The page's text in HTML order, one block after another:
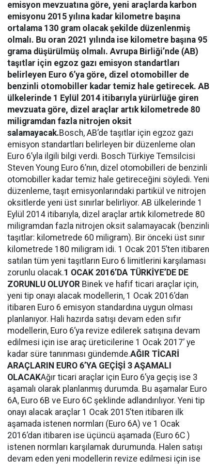
emisyon mevzuatına göre, yeni araçlarda karbon
emisyonu 2015 yılına kadar kilometre başına
ortalama 130 gram olacak şekilde düzenlenmiş
olmalı. Bu oran 2021 yılında ise kilometre başına 95
grama düşürülmüş olmalı. Avrupa Birliği’nde (AB)
taşıtlar için egzoz gazı emisyon standartları
belirleyen Euro 6’ya göre, dizel otomobiller de
benzinli otomobiller kadar temiz hale getirecek. AB
ülkelerinde 1 Eylül 2014 itibarıyla yürürlüğe giren
mevzuata göre, dizel araçlar artık kilometrede 80
miligramdan fazla nitrojen oksit
salamayacak.Bosch, AB’de taşıtlar için egzoz gazı
emisyon standartları belirleyen bir düzenleme olan
Euro 6’yla ilgili bilgi verdi. Bosch Türkiye Temsilcisi
Steven Young Euro 6’nın, dizel otomobilleri de benzinli
otomobiller kadar temiz hale getireceğini söyledi. Yeni
düzenleme, taşıt emisyonlarındaki partikül ve nitrojen
oksitlerde yeni üst sınırlar belirliyor. AB ülkelerinde 1
Eylül 2014 itibarıyla, dizel araçlar artık kilometrede 80
miligramdan fazla nitrojen oksit salamayacak (benzinli
taşıtlar: kilometrede 60 miligram). Bir önceki üst sınır
kilometrede 180 miligram idi. 1 Ocak 2015’ten itibaren
satılan tüm yeni taşıtların Euro 6 limitlerini karşılaması
zorunlu olacak.1 OCAK 2016’DA TÜRKİYE’DE DE
ZORUNLU OLUYOR Binek ve hafif ticari araçlar için,
yeni tip onayı alacak modellerin, 1 Ocak 2016’dan
itibaren Euro 6 emisyon standardına uygun olması
planlanıyor. Hali hazırda satışı devam eden sıfır
modellerin, Euro 6’ya revize edilerek satışına devam
edilmesi için ise araç üreticilerine 1 Ocak 2017’ ye
kadar süre tanınması gündemde.AĞIR TİCARİ
ARAÇLARIN EURO 6’YA GEÇİŞİ 3 AŞAMALI
OLACAKAğır ticari araçlar için Euro 6’ya geçiş ise 3
aşamalı olarak planlanmış durumda. Bu aşamalar Euro
6A, Euro 6B ve Euro 6C şeklinde adlandırılıyor. Yeni tip
onayı alacak araçlar 1 Ocak 2015’ten itibaren ilk
aşamada istenen normları (Euro 6A) ve 1 Ocak
2016’dan itibaren ise üçüncü aşamada (Euro 6C )
istenen normları karşılamak durumunda. Halen satışı
devam eden yeni modellerin revize edilmesi için ise